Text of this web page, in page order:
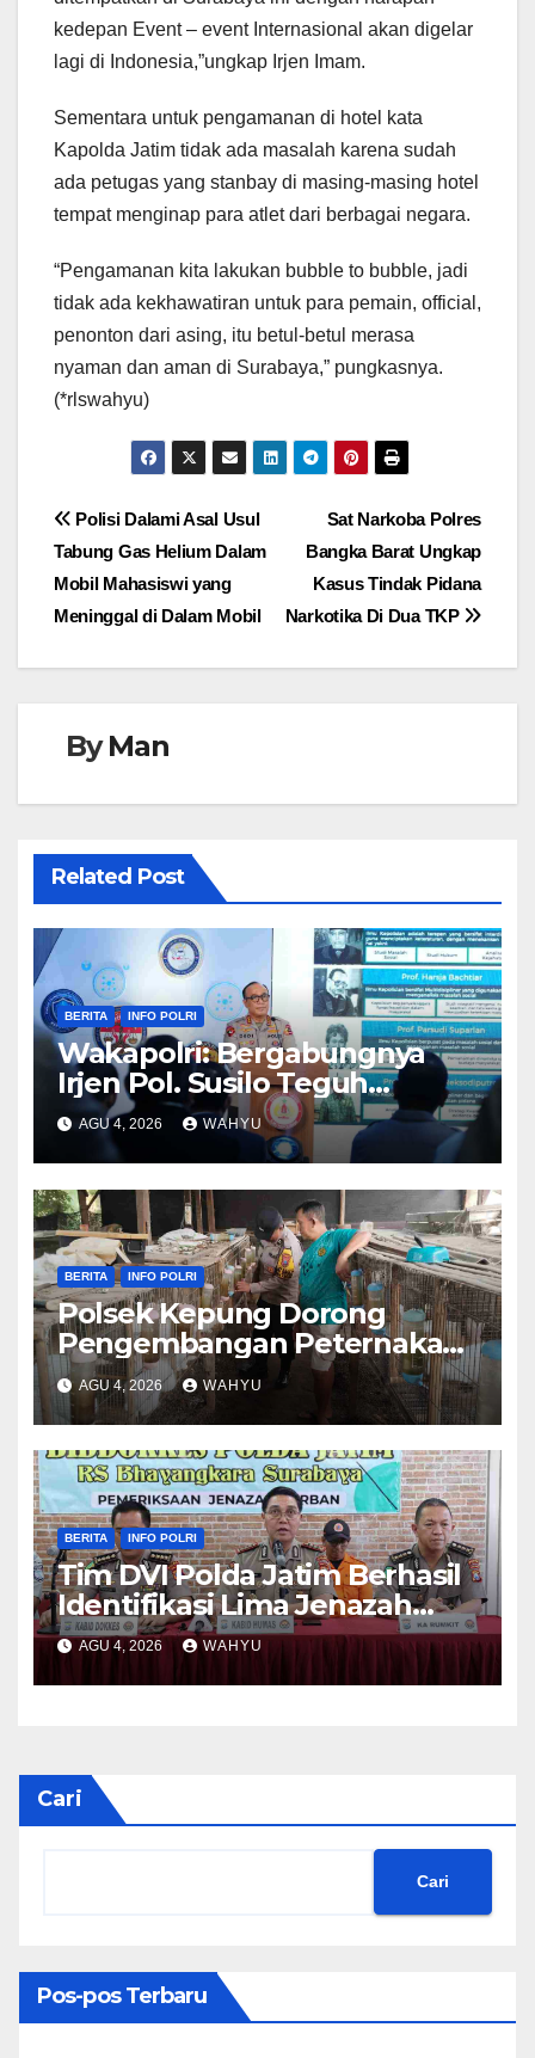
kedepan Event – event Internasional akan digelar
lagi di Indonesia,”ungkap Irjen Imam.
Sementara untuk pengamanan di hotel kata
Kapolda Jatim tidak ada masalah karena sudah
ada petugas yang stanbay di masing-masing hotel
tempat menginap para atlet dari berbagai negara.
“Pengamanan kita lakukan bubble to bubble, jadi
tidak ada kekhawatiran untuk para pemain, official,
penonton dari asing, itu betul-betul merasa
nyaman dan aman di Surabaya,” pungkasnya.
(*rlswahyu)
Navigasi
pos
Sat Narkoba Polres
Bangka Barat Ungkap
Kasus Tindak Pidana
Narkotika Di Dua TKP
Polisi Dalami Asal Usul
Tabung Gas Helium Dalam
Mobil Mahasiswi yang
Meninggal di Dalam Mobil
ByMan
Related Post
BERITA INFO POLRI
Wakapolri: Bergabungnya
Irjen Pol. Susilo Teguh
Raharjo ke UBISA Perkuat
Pusat Studi Kepolisian
AGU 4, 2026 WAHYU
BERITA INFO POLRI
Polsek Kepung Dorong
Pengembangan Peternakan
Kelinci untuk Ketahanan
Pangan
AGU 4, 2026 WAHYU
BERITA INFO POLRI
Tim DVI Polda Jatim Berhasil
Identifikasi Lima Jenazah
Korban KM Mutiara Sentosa II
AGU 4, 2026 WAHYU
Cari
Cari
Pos-pos Terbaru